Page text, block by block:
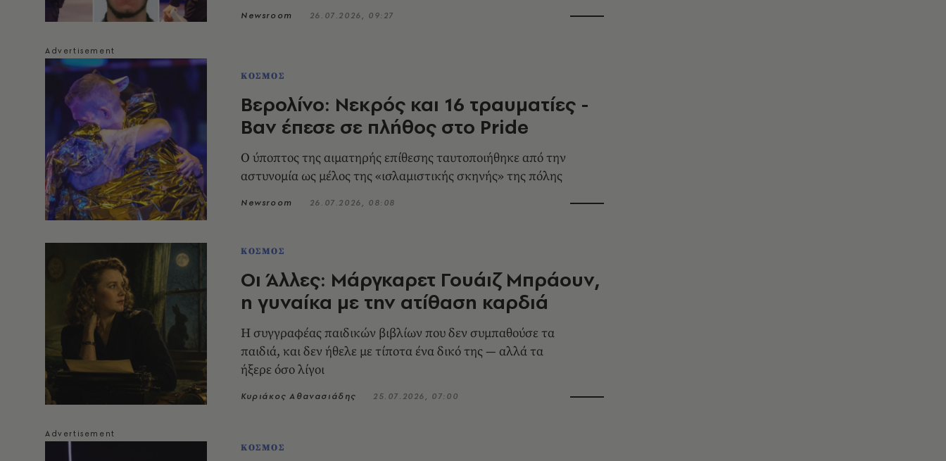
Newsroom 26.07.2026, 09:27
ΚΟΣΜΟΣ
Βερολίνο: Nεκρός και 16 τραυματίες -
Bαν έπεσε σε πλήθος στο Pride
Ο ύποπτος της αιματηρής επίθεσης ταυτοποιήθηκε από την
αστυνομία ως μέλος της «ισλαμιστικής σκηνής» της πόλης
Newsroom 26.07.2026, 08:08
ΚΟΣΜΟΣ
Οι Άλλες: Μάργκαρετ Γουάιζ Μπράουν,
η γυναίκα με την ατίθαση καρδιά
Η συγγραφέας παιδικών βιβλίων που δεν συμπαθούσε τα
παιδιά, και δεν ήθελε με τίποτα ένα δικό της — αλλά τα
ήξερε όσο λίγοι
Κυριάκος Αθανασιάδης 25.07.2026, 07:00
ΚΟΣΜΟΣ